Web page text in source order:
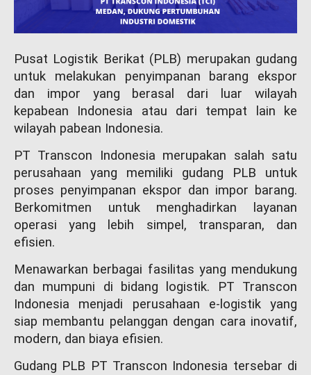
Pusat Logistik Berikat (PLB) merupakan gudang
untuk melakukan penyimpanan barang ekspor
dan impor yang berasal dari luar wilayah
kepabean Indonesia atau dari tempat lain ke
wilayah pabean Indonesia.
PT Transcon Indonesia merupakan salah satu
perusahaan yang memiliki gudang PLB untuk
proses penyimpanan ekspor dan impor barang.
Berkomitmen untuk menghadirkan layanan
operasi yang lebih simpel, transparan, dan
efisien.
Menawarkan berbagai fasilitas yang mendukung
dan mumpuni di bidang logistik. PT Transcon
Indonesia menjadi perusahaan e-logistik yang
siap membantu pelanggan dengan cara inovatif,
modern, dan biaya efisien.
Gudang PLB PT Transcon Indonesia tersebar di